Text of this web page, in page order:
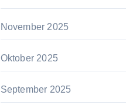
November 2025
Oktober 2025
September 2025